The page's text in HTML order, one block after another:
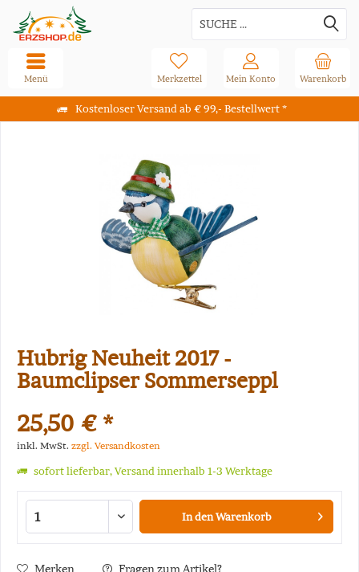
Kostenloser Versand ab € 99,- Bestellwert *
Warenkorb
Merkzettel Mein Konto
Menü
Hubrig Neuheit 2017 -
Baumclipser Sommerseppl
25,50 € *
inkl. MwSt. zzgl. Versandkosten
sofort lieferbar, Versand innerhalb 1-3 Werktage
In denWarenkorb
Merken Fragen zum Artikel?